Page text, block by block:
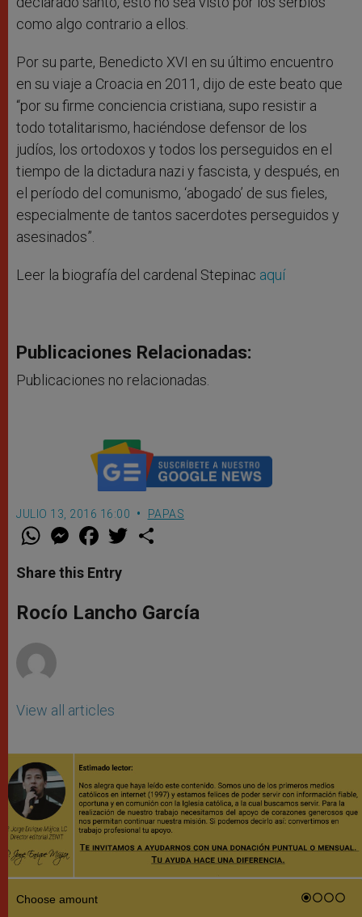
como algo contrario a ellos.
Por su parte, Benedicto XVI en su último encuentro
en su viaje a Croacia en 2011, dijo de este beato que
“por su firme conciencia cristiana, supo resistir a
todo totalitarismo, haciéndose defensor de los
judíos, los ortodoxos y todos los perseguidos en el
tiempo de la dictadura nazi y fascista, y después, en
el período del comunismo, ‘abogado’ de sus fieles,
especialmente de tantos sacerdotes perseguidos y
asesinados”.
Leer la biografía del cardenal Stepinac aquí
Publicaciones Relacionadas:
Publicaciones no relacionadas.
JULIO 13, 2016 16:00 PAPAS
W
t
s
p
p
M
e
s
e
g
e
F
a
e
b
o
k
w
r
Share this Entry
Rocío Lancho García
View all articles